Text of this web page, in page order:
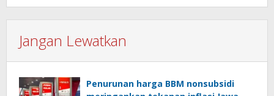
Jangan Lewatkan
Penurunan harga BBM nonsubsidi